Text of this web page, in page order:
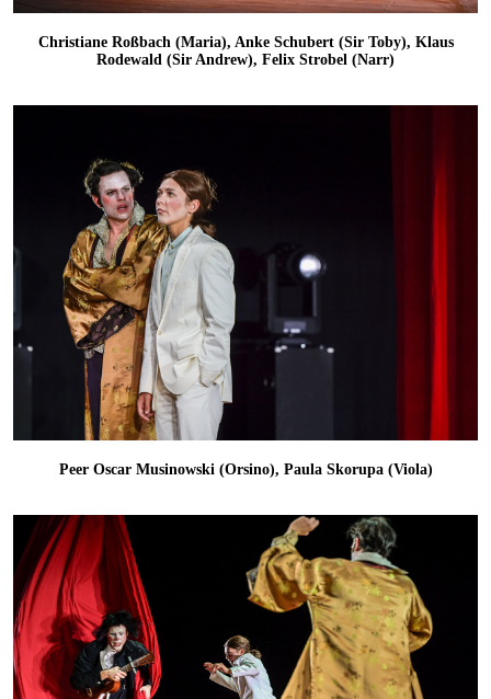
Christiane Roßbach (Maria), Anke Schubert (Sir Toby), Klaus
Rodewald (Sir Andrew), Felix Strobel (Narr)
Peer Oscar Musinowski (Orsino), Paula Skorupa (Viola)